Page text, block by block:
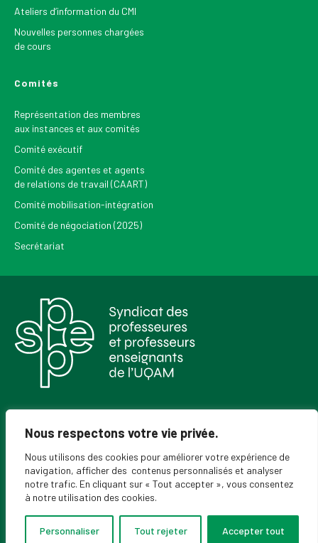
Nous respectons votre vie privée.
Nous utilisons des cookies pour améliorer votre expérience de
navigation, afficher des contenus personnalisés et analyser
notre trafic. En cliquant sur « Tout accepter », vous consentez
à notre utilisation des cookies.
Personnaliser Tout rejeter Accepter tout
Ateliers d’information du CMI
Nouvelles personnes chargées
de cours
Comités
Représentation des membres
aux instances et aux comités
Comité exécutif
Comité des agentes et agents
de relations de travail (CAART)
Comité mobilisation-intégration
Comité de négociation (2025)
Secrétariat
© 2026 SPPEUQAM